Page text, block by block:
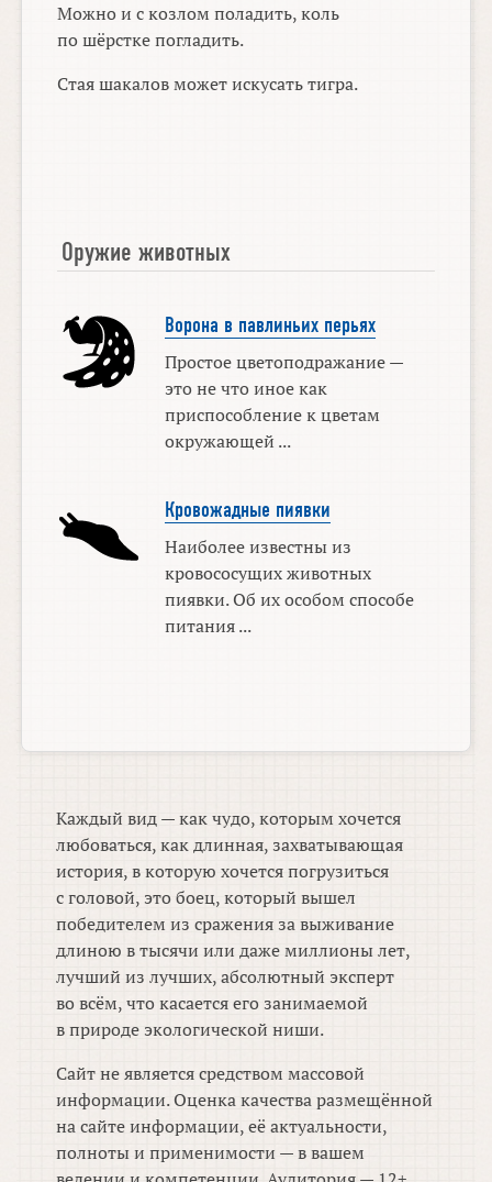
Можно и с козлом поладить, коль
по шёрстке погладить.
Стая шакалов может искусать тигра.
Оружие животных
Ворона в павлиньих перьях
Простое цветоподражание —
это не что иное как
приспособление к цветам
окружающей ...
Кровожадные пиявки
Наиболее известны из
кровососущих животных
пиявки. Об их особом способе
питания ...
Каждый вид — как чудо, которым хочется
любоваться, как длинная, захватывающая
история, в которую хочется погрузиться
с головой, это боец, который вышел
победителем из сражения за выживание
длиною в тысячи или даже миллионы лет,
лучший из лучших, абсолютный эксперт
во всём, что касается его занимаемой
в природе экологической ниши.
Сайт не является средством массовой
информации. Оценка качества размещённой
на сайте информации, её актуальности,
полноты и применимости — в вашем